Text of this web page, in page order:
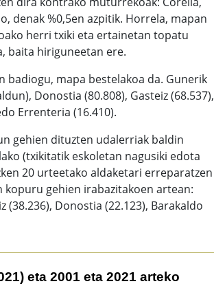
denak %0,5en azpitik. Horrela, mapan
herri txiki eta ertainetan topatu
baita hiriguneetan ere.
mapa bestelakoa da. Gunerik
Donostia (80.808), Gasteiz (68.537),
Errenteria (16.410).
gehien dituzten udalerriak baldin
(txikitatik eskoletan nagusiki edota
20 urteetako aldaketari erreparatzen
gehien irabazitakoen artean:
(38.236), Donostia (22.123), Barakaldo
arteko aldaketa
eta 2001 eta 2021 arteko